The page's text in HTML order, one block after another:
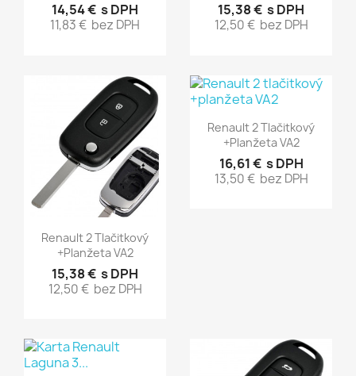
14,54 € s DPH
11,83 € bez DPH
15,38 € s DPH
12,50 € bez DPH
Rýchly náhľad
Renault 2 Tlačitkový
+planžeta VA2
15,38 € s DPH
12,50 € bez DPH
Rýchly náhľad
Renault 2 Tlačitkový
+planžeta VA2
16,61 € s DPH
13,50 € bez DPH